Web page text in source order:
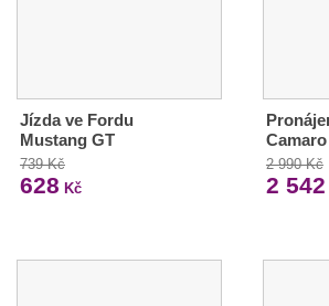
Jízda ve Fordu
Mustang GT
739 Kč
628 Kč
2 990 Kč
2 542